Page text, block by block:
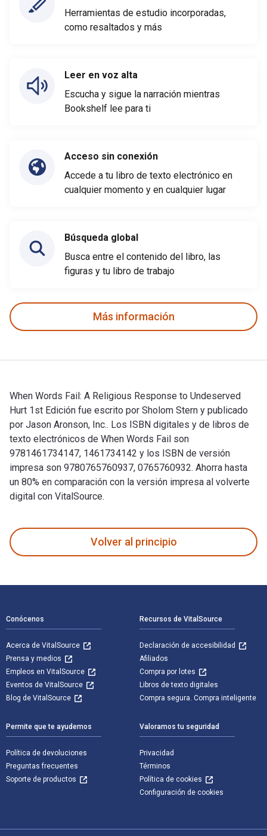
Herramientas de estudio incorporadas,
como resaltados y más
Leer en voz alta
Escucha y sigue la narración mientras
Bookshelf lee para ti
Acceso sin conexión
Accede a tu libro de texto electrónico en
cualquier momento y en cualquier lugar
Búsqueda global
Busca entre el contenido del libro, las
figuras y tu libro de trabajo
Más información
When Words Fail: A Religious Response to Undeserved
Hurt 1st Edición fue escrito por Sholom Stern y publicado
por Jason Aronson, Inc.. Los ISBN digitales y de libros de
texto electrónicos de When Words Fail son
9781461734147, 1461734142 y los ISBN de versión
impresa son 9780765760937, 0765760932. Ahorra hasta
un 80% en comparación con la versión impresa al volverte
digital con VitalSource.
Volver al principio
Conócenos
Acerca de VitalSource
Prensa y medios
Empleos en VitalSource
Eventos de VitalSource
Blog de VitalSource
Recursos de VitalSource
Declaración de accesibilidad
Afiliados
Compra por lotes
Libros de texto digitales
Compra segura. Compra inteligente
Permite que te ayudemos
Política de devoluciones
Preguntas frecuentes
Soporte de productos
Valoramos tu seguridad
Privacidad
Términos
Política de cookies
Configuración de cookies